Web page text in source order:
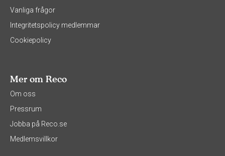
Vanliga frågor
Integritetspolicy medlemmar
Cookiepolicy
Mer om Reco
Om oss
Pressrum
Jobba på Reco.se
Medlemsvillkor